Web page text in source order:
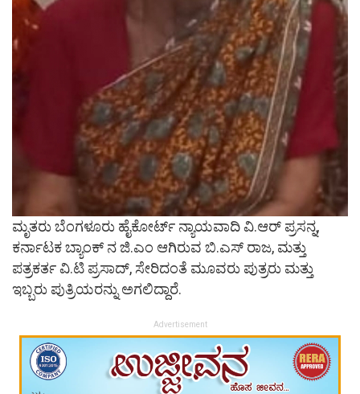
ಮೃತರು ಬೆಂಗಳೂರು ಹೈಕೋರ್ಟ್ ನ್ಯಾಯವಾದಿ ವಿ.ಆರ್ ಪ್ರಸನ್ನ,
ಕರ್ನಾಟಕ ಬ್ಯಾಂಕ್ ನ ಜಿ.ಎಂ ಆಗಿರುವ ಬಿ.ಎಸ್ ರಾಜ, ಮತ್ತು
ಪತ್ರಕರ್ತ ವಿ.ಟಿ ಪ್ರಸಾದ್, ಸೇರಿದಂತೆ ಮೂವರು ಪುತ್ರರು ಮತ್ತು
ಇಬ್ಬರು ಪುತ್ರಿಯರನ್ನು ಅಗಲಿದ್ದಾರೆ.
Advertisement